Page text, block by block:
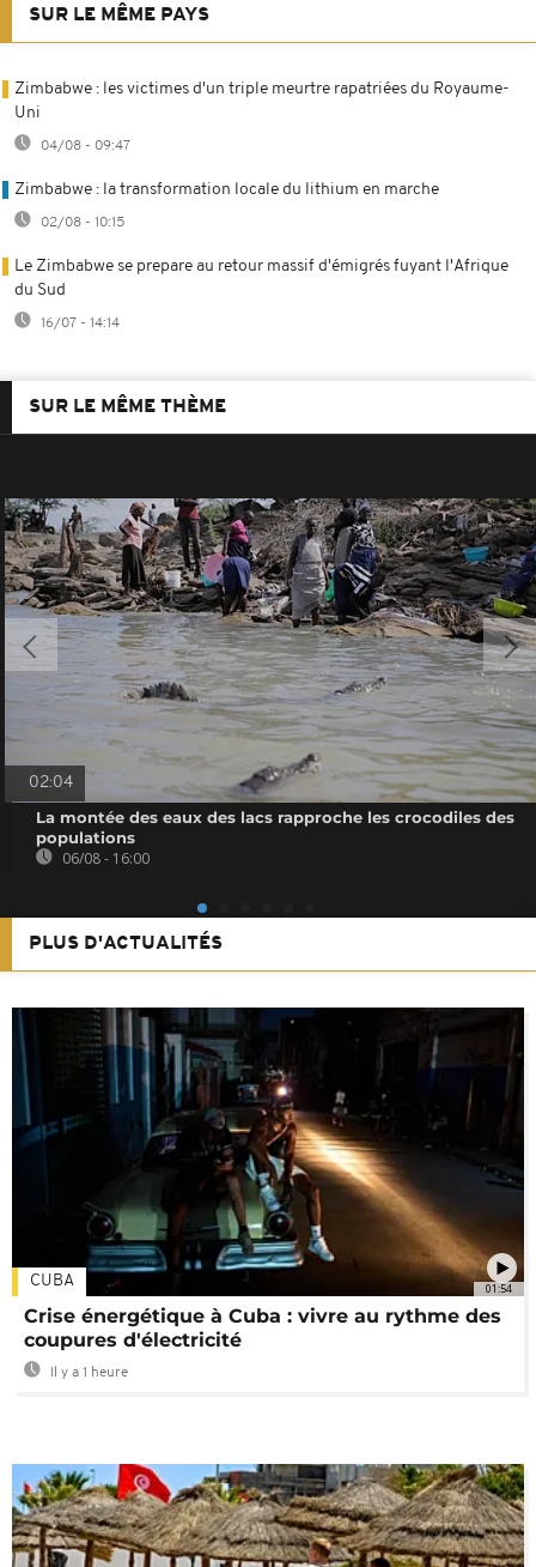
SUR LE MÊME PAYS
Zimbabwe : les victimes d'un triple meurtre rapatriées du Royaume-
Uni
04/08 - 09:47
Zimbabwe : la transformation locale du lithium en marche
02/08 - 10:15
Le Zimbabwe se prepare au retour massif d'émigrés fuyant l'Afrique
du Sud
16/07 - 14:14
SUR LE MÊME THÈME
02:04
La montée des eaux des lacs rapproche les crocodiles des
populations
06/08 - 16:00
PLUS D'ACTUALITÉS
01:54
CUBA
Crise énergétique à Cuba : vivre au rythme des
coupures d'électricité
Il y a 1 heure